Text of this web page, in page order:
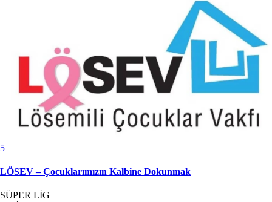
5
LÖSEV – Çocuklarımızın Kalbine Dokunmak
SÜPER LİG